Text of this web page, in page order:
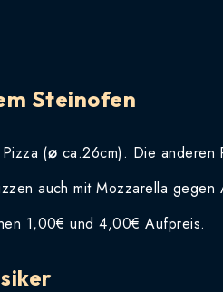
Steinofen
(⌀ ca.26cm). Die anderen
auch mit Mozzarella gegen
1,00€ und 4,00€ Aufpreis.